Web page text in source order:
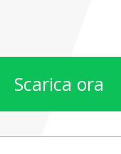
Scarica ora